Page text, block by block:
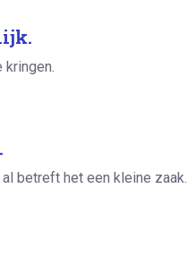
betreft het een kleine zaak.